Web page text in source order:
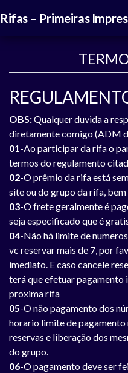
Rifas – Primeiras
OBS:Qualquer duvida a
diretamente comigo (ADM
01-Ao participar da rifa o
termos do regulamento
02-O prêmio da rifa está
site ou do grupo da rifa,
03-O frete geralmente é
seja especificado que é
04-Não há limite de
vc reservar mais de 7, por
imediato. E caso cancele
terá que efetuar pagamento
proxima rifa
05-O não pagamento dos
horario limite de pagamento
reservas e liberação dos
do grupo.
06-O pagamento deve ser